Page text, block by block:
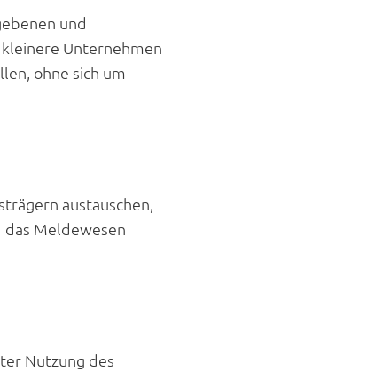
und
Unternehmen
ohne sich um
austauschen,
Meldewesen
Nutzung des